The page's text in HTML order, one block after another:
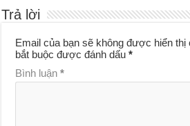
Trả lời
Email của bạn sẽ không được hiển thị
bắt buộc được đánh dấu*
Bình luận*